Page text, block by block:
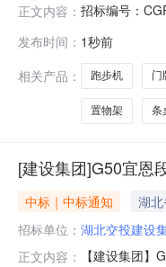
正文内容： 招标编号：
位为：安徽宿
发布时间： 1秒前
相关产品：
跑步机 门
置物架 条
[建设集团]G50宜恩
中标｜中标通知 湖
招标单位： 湖北交投建设
正文内容：
【建设集团